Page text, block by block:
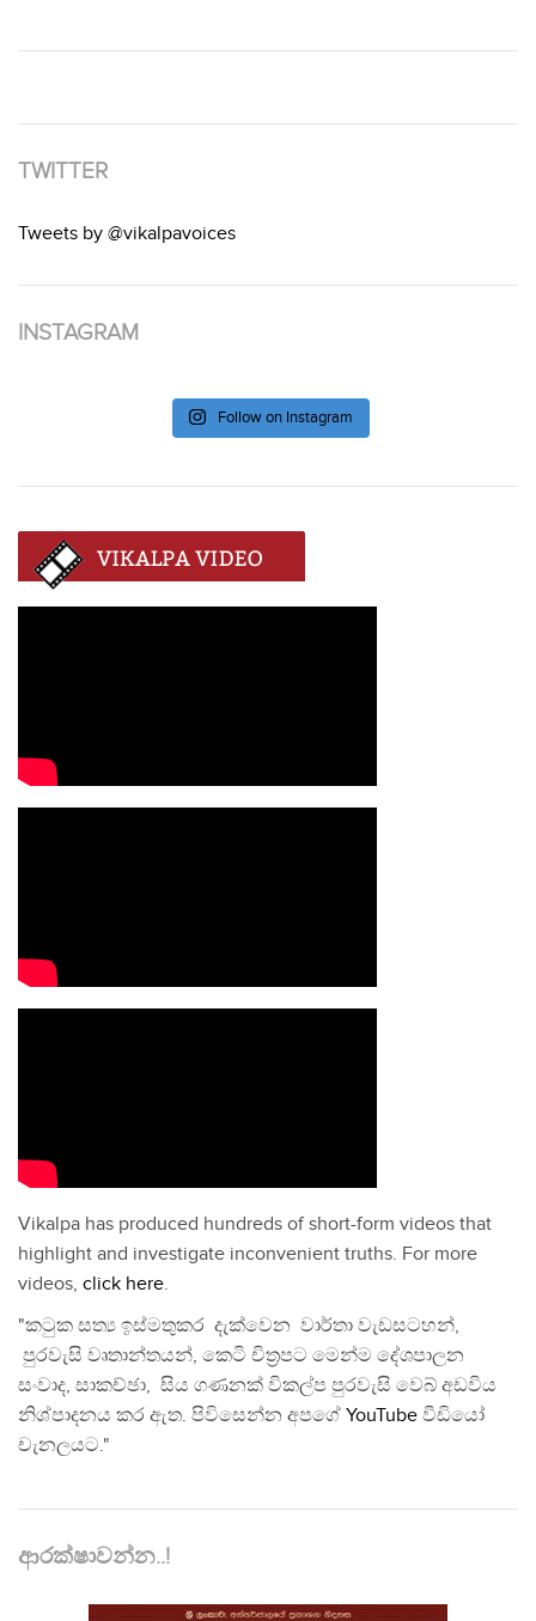
TWITTER
Tweets by @vikalpavoices
INSTAGRAM
Follow on Instagram
Vikalpa has produced hundreds of short-form videos that
highlight and investigate inconvenient truths. For more
videos, click here.
"කටුක සත්‍ය ඉස්මතුකර දැක්වෙන වාර්තා වැඩසටහන්,
පුරවැසි වෘතාන්තයන්, කෙටි චිත්‍රපට මෙන්ම දේශපාලන
සංවාද, සාකච්ඡා, සිය ගණනක් විකල්ප පුරවැසි වෙබ් අඩවිය
නිශ්පාදනය කර ඇත. පිවිසෙන්න අපගේ YouTube වීඩියෝ
චැනලයට."
ආරක්ෂාවන්න..!